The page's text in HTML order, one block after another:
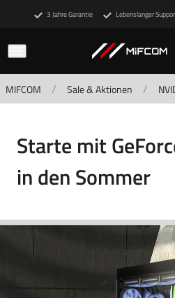
3 Jahre Garantie Lebenslanger
MIFCOM / Sale & Aktionen /
Starte mit
in den Sommer